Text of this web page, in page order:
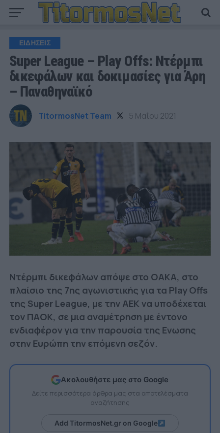
ΕΙΔΗΣΕΙΣ
Super League – Play Offs: Ντέρμπι
δικεφάλων και δοκιμασίες για Άρη
– Παναθηναϊκό
TitormosNet Team 5 Μαΐου 2021
Ντέρμπι δικεφάλων απόψε στο ΟΑΚΑ, στο
πλαίσιο της 7ης αγωνιστικής για τα Play Offs
της Super League, με την ΑΕΚ να υποδέχεται
τον ΠΑΟΚ, σε μια αναμέτρηση με έντονο
ενδιαφέρον για την παρουσία της Ενωσης
στην Ευρώπη την επόμενη σεζόν.
Ακολουθήστε μας στο Google
Δείτε περισσότερα άρθρα μας στα αποτελέσματα
αναζήτησης
Add TitormosNet.gr on Google